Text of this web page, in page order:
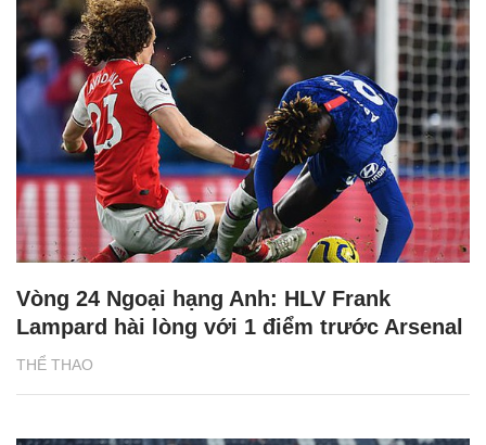
THỂ THAO
Vòng 24 Ngoại hạng Anh: HLV Frank
Lampard hài lòng với 1 điểm trước Arsenal